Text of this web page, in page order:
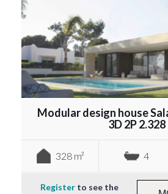
Modular design house
3D 2P 2.328
328 m² 4
Registerto see the